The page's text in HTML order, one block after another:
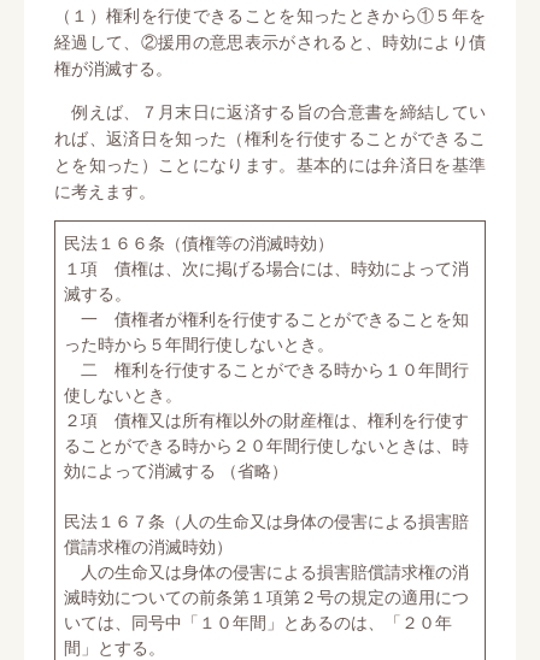
（１）権利を行使できることを知ったときから①５年を
経過して、②援用の意思表示がされると、時効により債
権が消滅する。
例えば、７月末日に返済する旨の合意書を締結してい
れば、返済日を知った（権利を行使することができるこ
とを知った）ことになります。基本的には弁済日を基準
に考えます。
民法１６６条（債権等の消滅時効）
１項 債権は、次に掲げる場合には、時効によって消
滅する。
一 債権者が権利を行使することができることを知
った時から５年間行使しないとき。
二 権利を行使することができる時から１０年間行
使しないとき。
２項 債権又は所有権以外の財産権は、権利を行使す
ることができる時から２０年間行使しないときは、時
効によって消滅する （省略）
民法１６７条（人の生命又は身体の侵害による損害賠
償請求権の消滅時効）
人の生命又は身体の侵害による損害賠償請求権の消
滅時効についての前条第１項第２号の規定の適用につ
いては、同号中「１０年間」とあるのは、「２０年
間」とする。